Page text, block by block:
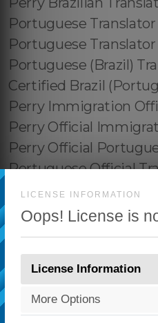
LICENSE INFORMATION
Oops! License is
License Information
More Options